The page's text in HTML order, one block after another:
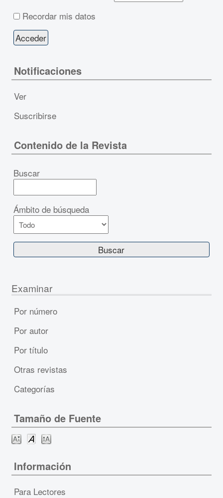
Recordar mis datos
Notificaciones
Ver
Suscribirse
Contenido de la Revista
Buscar
Ámbito de búsqueda
Examinar
Por número
Por autor
Por título
Otras revistas
Categorías
Tamaño de Fuente
Información
Para Lectores